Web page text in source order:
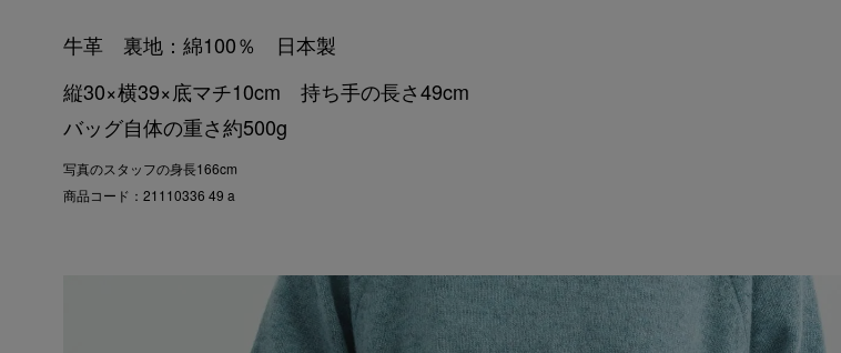
牛革 裏地：綿100％ 日本製
縦30×横39×底マチ10cm 持ち手の長さ49cm
バッグ自体の重さ約500g
写真のスタッフの身長166cm
商品コード：21110336 49 a